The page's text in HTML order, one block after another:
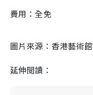
費用：全免
圖片來源：香港藝術館
延伸閲讀：